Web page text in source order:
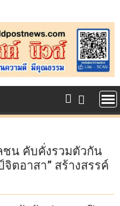
น คับคั่งรวมตัวกัน
ตอาสา” สร้างสรรค์